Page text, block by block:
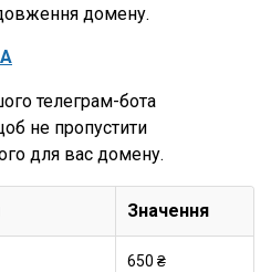
домену.
телеграм-бота
не пропустити
для вас домену.
Значення
650 ₴